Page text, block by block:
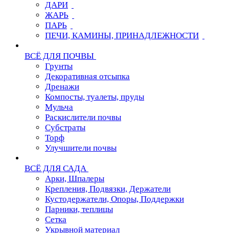
ДАРИ
ЖАРЬ
ПАРЬ
ПЕЧИ, КАМИНЫ, ПРИНАДЛЕЖНОСТИ
ВСЁ ДЛЯ ПОЧВЫ
Грунты
Декоративная отсыпка
Дренажи
Компосты, туалеты, пруды
Мульча
Раскислители почвы
Субстраты
Торф
Улучшители почвы
ВСЁ ДЛЯ САДА
Арки, Шпалеры
Крепления, Подвязки, Держатели
Кустодержатели, Опоры, Поддержки
Парники, теплицы
Сетка
Укрывной материал